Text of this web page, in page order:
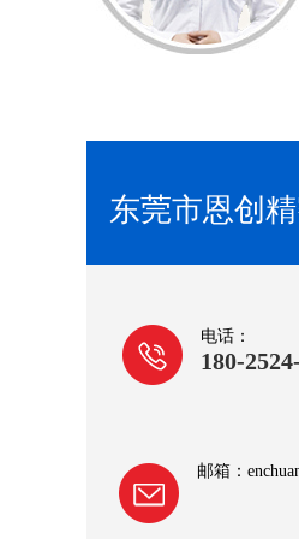
东莞市恩创
电话：
180-
邮箱：